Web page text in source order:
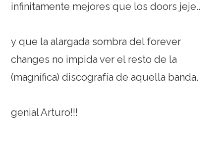
infinitamente mejores que los doors jeje..
y que la alargada sombra del forever
changes no impida ver el resto de la
(magnífica) discografía de aquella banda.
genial Arturo!!!